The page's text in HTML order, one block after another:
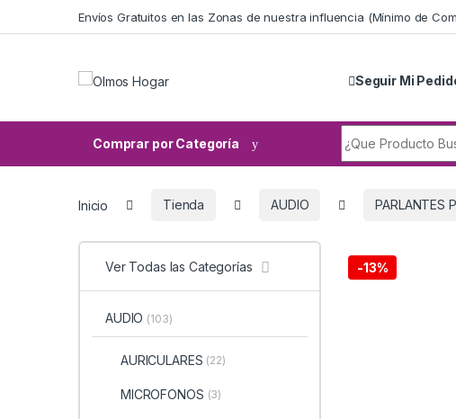
Skip to navigationEnvíos Gratuitos en las Zonas de nuestra influencia (Mínimo de
Seguir Mi
Comprar por Categoría
Inicio Tienda AUDIO PARLANTES
-13%
Ver Todas las Categorías
AUDIO (103)
AURICULARES (22)
MICROFONOS (3)